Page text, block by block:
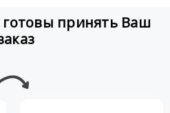
готовы принять Ваш